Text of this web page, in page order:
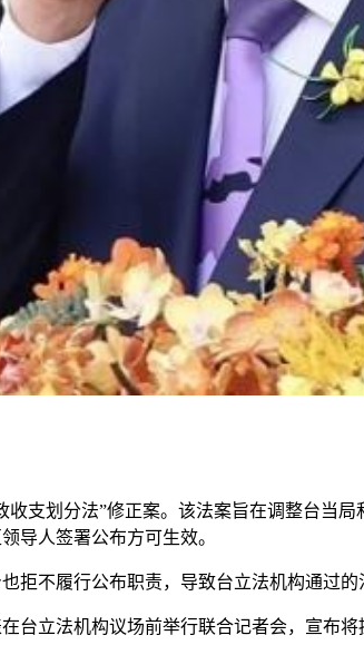
划分法”修正案。该法案旨在调整台当
导人签署公布方可生效。
不履行公布职责，导致台立法机构通过的
立法机构议场前举行联合记者会，宣布将